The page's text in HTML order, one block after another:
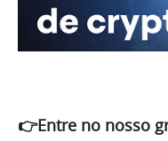
👉Entre no nosso